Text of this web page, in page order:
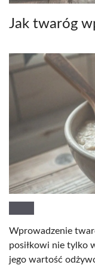
Jak twaróg
Wprowadzenie
posiłkowi nie tylko
jego wartość